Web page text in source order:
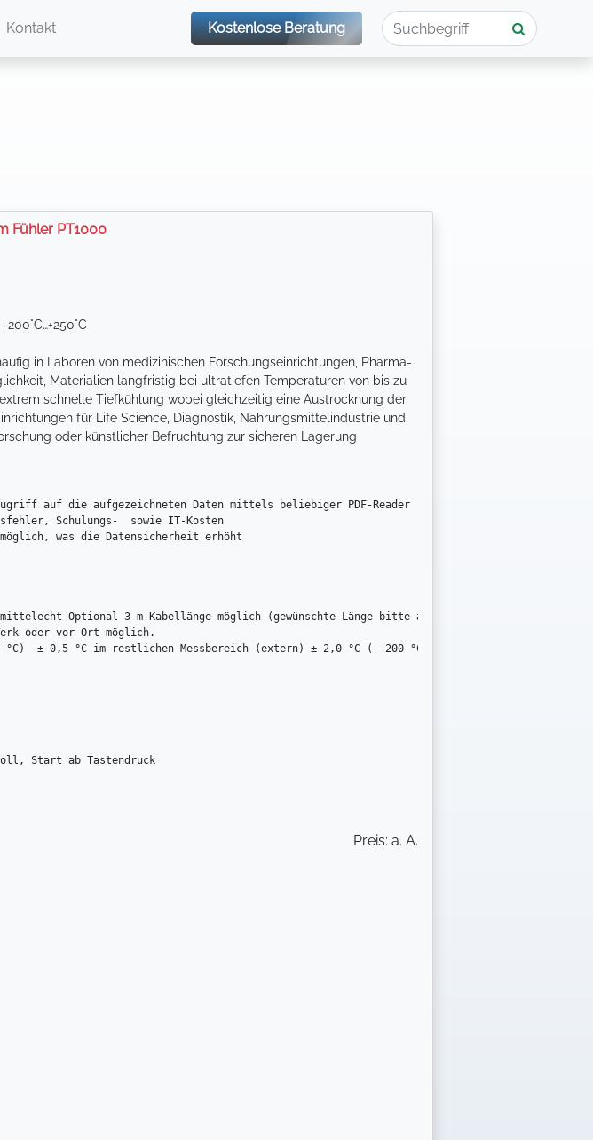
Kontakt Kostenlose Beratung
Fühler PT1000
in Laboren von medizinischen Forschungseinrichtungen, Pharma-
Materialien langfristig bei ultratiefen Temperaturen von bis zu
schnelle Tiefkühlung wobei gleichzeitig eine Austrocknung der
für Life Science, Diagnostik, Nahrungsmittelindustrie und
oder künstlicher Befruchtung zur sicheren Lagerung
auf die aufgezeichneten Daten mittels beliebiger PDF-Reader
Schulungs-  sowie IT-Kosten
was die Datensicherheit erhöht
Optional 3 m Kabellänge möglich (gewünschte Länge bitte angeben)
oder vor Ort möglich.
Start ab Tastendruck
Preis: a. A.